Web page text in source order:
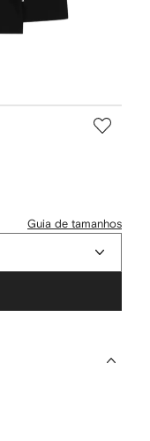
Guia de tamanhos